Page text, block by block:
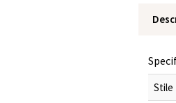
Stile